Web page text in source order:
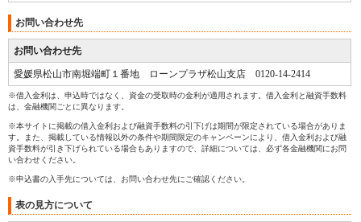
お問い合わせ先
お問い合わせ先
愛媛県松山市南堀端町１番地 ローンプラザ松山支店 0120-14-2414
※借入金利は、申込時ではなく、資金の受取時の金利が適用されます。借入金利と融資手数料
は、金融機関ごとに異なります。
※本サイトに掲載の借入金利および融資手数料の引下げは期間が限定されている場合がありま
す。また、掲載している情報以外の条件や期間限定のキャンペーンにより、借入金利および融
資手数料が引き下げられている場合もありますので、詳細については、必ず各金融機関にお問
い合わせください。
※申込書の入手先については、お問い合わせ先にご確認ください。
表の見方について